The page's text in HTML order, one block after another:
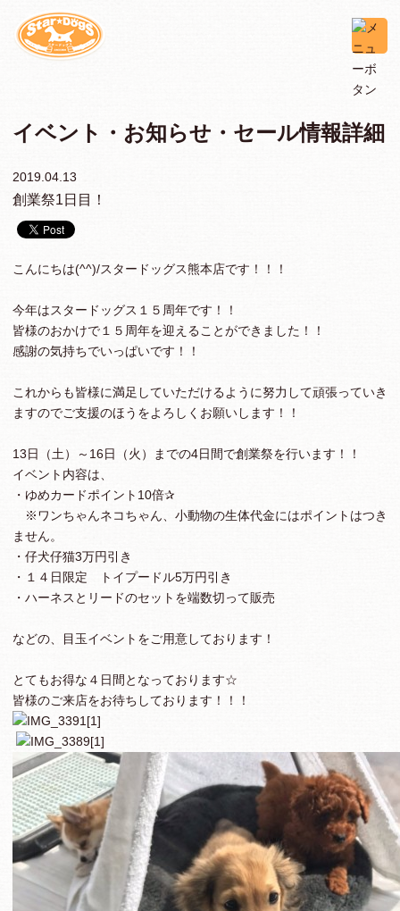
イベント・お知らせ・セール情報詳細
2019.04.13
創業祭1日目！
こんにちは(^^)/スタードッグス熊本店です！！！
今年はスタードッグス１５周年です！！
皆様のおかけで１５周年を迎えることができました！！
感謝の気持ちでいっぱいです！！
これからも皆様に満足していただけるように努力して頑張っていき
ますのでご支援のほうをよろしくお願いします！！
13日（土）～16日（火）までの4日間で創業祭を行います！！
イベント内容は、
・ゆめカードポイント10倍✰
※ワンちゃんネコちゃん、小動物の生体代金にはポイントはつき
ません。
・仔犬仔猫3万円引き
・１４日限定 トイプードル5万円引き
・ハーネスとリードのセットを端数切って販売
などの、目玉イベントをご用意しております！
とてもお得な４日間となっております☆
皆様のご来店をお待ちしております！！！